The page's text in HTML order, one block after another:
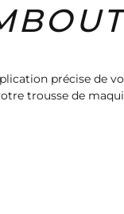
précise de
trousse de